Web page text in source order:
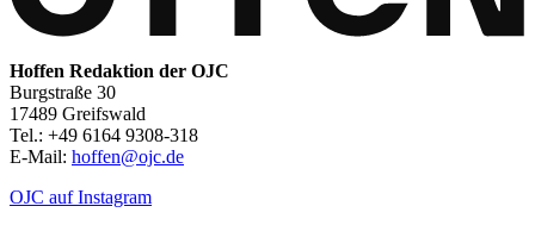
Hoffen Redaktion der OJC
Burgstraße 30
17489 Greifswald
Tel.: +49 6164 9308-318
E-Mail: hoffen@ojc.de
OJC auf Instagram